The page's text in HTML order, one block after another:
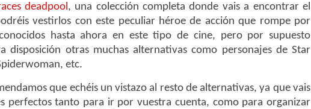
deadpool, una colección completa donde vais a encontrar el
vestirlos con este peculiar héroe de acción que rompe por
hasta ahora en este tipo de cine, pero por supuesto
disposición otras muchas alternativas como personajes de Star
etc.
que echéis un vistazo al resto de alternativas, ya que vais
perfectos tanto para ir por vuestra cuenta, como para organizar